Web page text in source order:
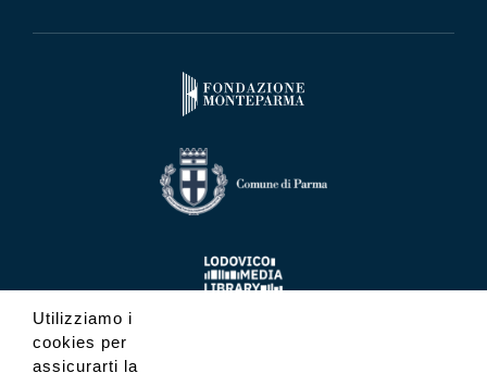
Utilizziamo i
cookies per
assicurarti la